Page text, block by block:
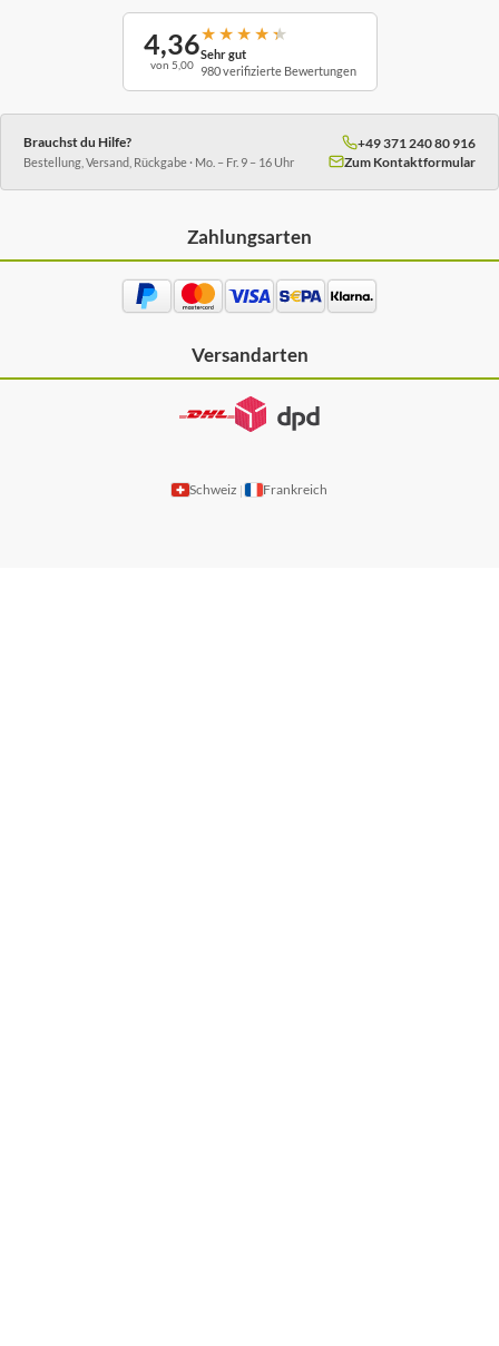
4,36
von 5,00
★ ★ ★ ★ ★
Sehr gut
980 verifizierte Bewertungen
Brauchst du Hilfe?
Bestellung, Versand, Rückgabe · Mo. – Fr. 9 – 16 Uhr
+49 371 240 80 916
Zum Kontaktformular
Zahlungsarten
Versandarten
Schweiz | Frankreich